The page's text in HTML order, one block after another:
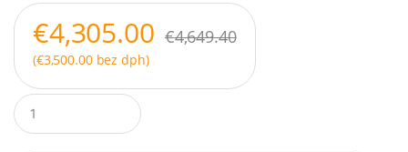
€4,305.00 €4,649.40
(€3,500.00bez dph)
Q
u
a